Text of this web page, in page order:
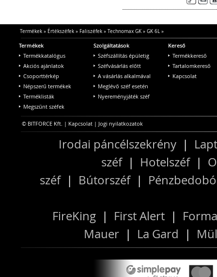
Termékek» Értékszéfek» Faliszéfek» Technomax GK» GK 6L»
Termékek
Termékkatalógus
Akciós ajánlatok
Csoporttérkép
Népszerű termékek
Terméklisták
Megszűnt széfek
Szolgáltatások
Széfszállítás épületig
Széfvásárlás előtt
A vásárlás alkalmával
Meglévő széf esetén
Nyereményjáték széf
Kereső
Termékkereső
Tartalomkereső
Kapcsolat
© BITFORCE Kft. | Kapcsolat | Jogi nyilatkozatok
Irodai páncélszekrény |
széf| Hotelszéf|
széf| Bútorszéf|
FireKing | First Alert |
Mauer | La Gard |